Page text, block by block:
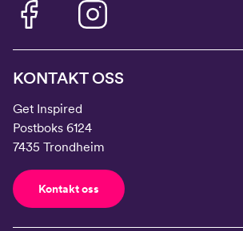
KONTAKT OSS
Get Inspired
Postboks 6124
7435 Trondheim
Kontakt oss